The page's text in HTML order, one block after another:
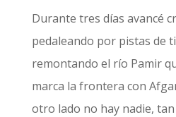
Durante tres días avancé
pedaleando por pistas de
remontando el río Pamir
marca la frontera con
otro lado no hay nadie,